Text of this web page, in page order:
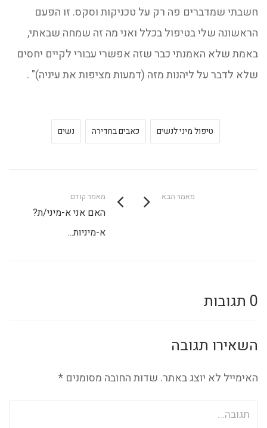
חשבתי שמדברים פה רק על טכניקות וסקס. זו הפעם
הראשונה שלי בטיפול בכלל ואני מה זה שמחה שבאתי,
באמת שלא האמנתי כבר שזה אפשרי עבורי לקיים יחסים
שלא לדבר על ליהנות מזה (דמעות מציפות את עיניה)" .
טיפול מיני לנשים כאבים בחדירה נשים
מאמר קודם
האם אני א-מיני/ת?
א-מיניות...
מאמר הבא
0 תגובות
השאירו תגובה
האימייל לא יוצג באתר. שדות החובה מסומנים *